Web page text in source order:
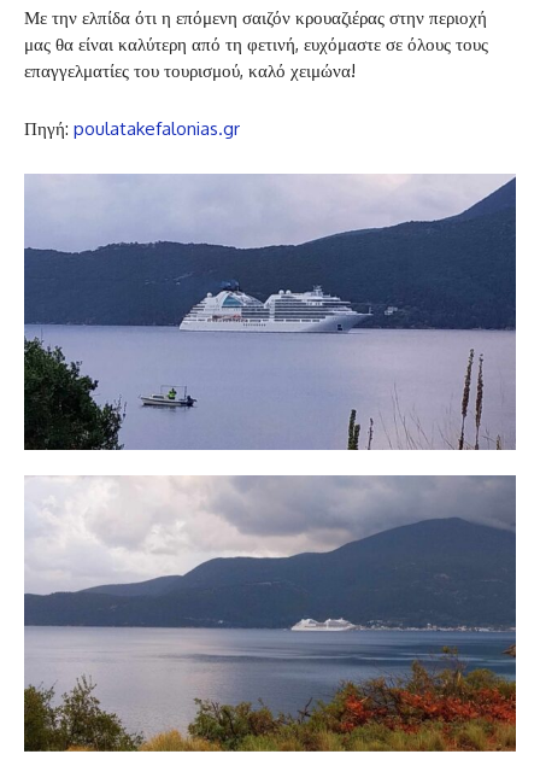
Με την ελπίδα ότι η επόμενη σαιζόν κρουαζιέρας στην περιοχή
μας θα είναι καλύτερη από τη φετινή, ευχόμαστε σε όλους τους
επαγγελματίες του τουρισμού, καλό χειμώνα!
Πηγή: poulatakefalonias.gr